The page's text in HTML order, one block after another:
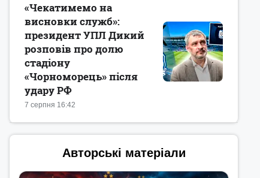
7 серпня 16:42
«Чекатимемо на
висновки служб»:
президент УПЛ Дикий
розповів про долю
стадіону
«Чорноморець» після
удару РФ
Авторські матеріали